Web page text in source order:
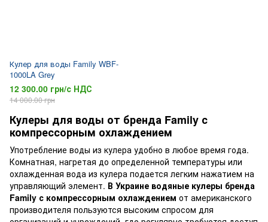
Кулер для воды Family WBF-
1000LA Grey
12 300.00 грн/с НДС
14 000.00 грн
Кулеры для воды от бренда Family с
компрессорным охлаждением
Употребление воды из кулера удобно в любое время года.
Комнатная, нагретая до определенной температуры или
охлажденная вода из кулера подается легким нажатием на
управляющий элемент. В Украине водяные кулеры бренда
Family с компрессорным охлаждением от американского
производителя пользуются высоким спросом для